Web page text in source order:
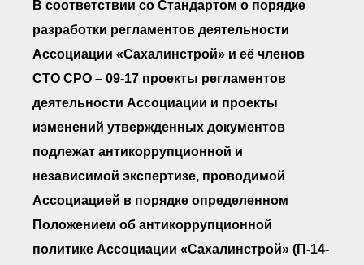
Ассоциации
Ассоциации,
строительный контроль
объединения
Ассоциации —
● Реестр членов
заказчиков
● Реестр членов
Ассоциации с правом
ООТСУО
В соответствии со Стандартом о порядке
разработки регламентов деятельности
Ассоциации «Сахалинстрой» и её членов
СТО СРО – 09-17 проекты регламентов
деятельности Ассоциации и проекты
изменений утвержденных документов
подлежат антикоррупционной и
независимой экспертизе, проводимой
Ассоциацией в порядке определенном
Положением об антикоррупционной
политике Ассоциации «Сахалинстрой» (П-14-